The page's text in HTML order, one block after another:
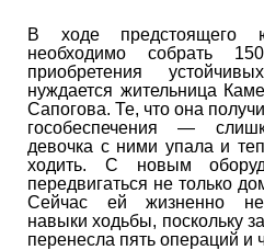
В ходе предстоящего
необходимо собрать
приобретения
нуждается жительница
Сапогова. Те, что она
гособеспечения —
девочка с ними упала и
ходить. С новым
передвигаться не только
Сейчас ей жизненно
навыки ходьбы, поскольку
перенесла пять операций и